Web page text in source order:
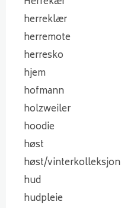
herreklær
herremote
herresko
hjem
hofmann
holzweiler
hoodie
høst
høst/vinterkolleksjon
hud
hudpleie